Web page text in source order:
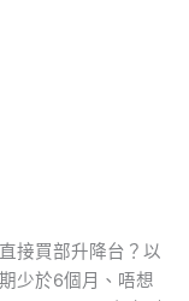
接買部升降台？以
少於6個月、唔想